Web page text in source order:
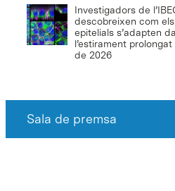
Investigadors de
descobreixen com
epitelials s’adapten
l’estirament prolongat
de 2026
Sala de premsa